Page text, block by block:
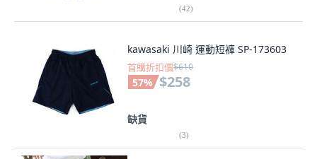
(42)
kawasaki 川崎 運動短褲 SP-173603
首購折扣價$610
57% $258
缺貨
(3)